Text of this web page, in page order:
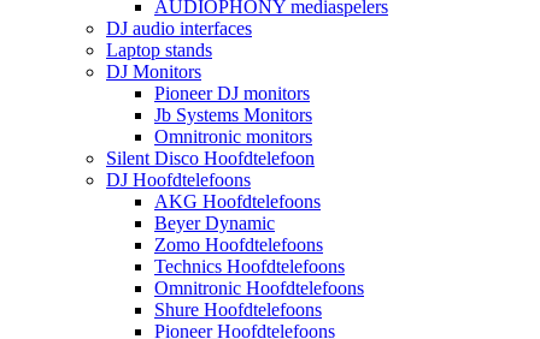
AUDIOPHONY mediaspelers
DJ audio interfaces
Laptop stands
DJ Monitors
Pioneer DJ monitors
Jb Systems Monitors
Omnitronic monitors
Silent Disco Hoofdtelefoon
DJ Hoofdtelefoons
AKG Hoofdtelefoons
Beyer Dynamic
Zomo Hoofdtelefoons
Technics Hoofdtelefoons
Omnitronic Hoofdtelefoons
Shure Hoofdtelefoons
Pioneer Hoofdtelefoons